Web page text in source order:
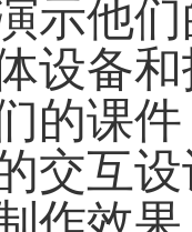
示他
设备
的课
交互